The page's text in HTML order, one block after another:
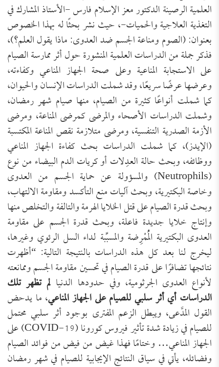
العلمية الرصينة الدكتور معز الإسلام فارس -الأستاذ المشارك في
التغذية العلاجية والحميات-، حيث نشر بحثًا له بهذا الخصوص
بعنوان: (الصوم ومناعة الجسم ضد العدوى: ماذا يقول العلم؟)،
فذكر جملة من الدراسات العلمية المنشورة حول أثر ممارسة الصيام
على الاستجابة المناعية وعلى صحة الجهاز المناعي وكفاءته،
وعرضها عرضًا سريعًا، وقد شملت الدراسات الإنسان والحيوان،
كما شملت أنواعًا كثيرة من الصيام، منها صيام شهر رمضان،
وشملت الدراسات الأصحاء والمرضى كمرضى المناعة، ومرضى
الأزمة الصدرية التنفسية، ومرضى متلازمة نقص المناعة المكتسبة
(الإيدز)، كما شملت الدراسات بحث كفاءة الجهاز المناعي
ووظائفه، وبحث حالة العدِلات أو كريات الدم البيضاء من نوع
(Neutrophils) والمسؤولة عن حماية الجسم من العدوى
وخاصة البكتيرية، وبحث آليات منع التأكسد ومقاومة الالتهاب،
وبحث قدرة الصيام على قتل الخلايا الهرمة والتالفة والتخلص منها
وإنتاج خلايا جديدة فاعلة، وبحث قدرة الجسم على مقاومة
العدوى البكتيرية الْمُمْرِضة والمسبِّبة لداء السل الرئوي وغيرها،
ليخرج لنا بعد كل هذه الدراسات بالنتيجة التالية: “أظهرت
نتائجها تضافرًا على قدرة الصيام في تحسين مقاومة الجسم وممانعته
لأنواع العدوى الجرثومية، وفي حدودها الدنيا لم تظهر تلك
الدراسات أي أثر سلبي للصيام على الجهاز المناعي، ما يدحض
القول المدَّعى، ويبطل الزعم المفترى بوجود أثر سلبي محتمل
للصيام في زيادة شدة تأثير فيروس كورونا (COVID-19) على
الجهاز المناعي… وختامًا فهذا غيض من فيض من فوائد الصيام
وفضائله، يأتي في سياق النتائج الإيجابية للصيام في شهر رمضان